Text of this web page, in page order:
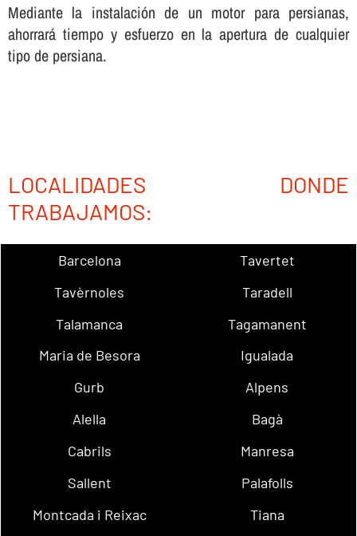
Mediante la instalación de un motor para persianas,
ahorrará tiempo y esfuerzo en la apertura de cualquier
tipo de persiana.
LOCALIDADES DONDE
TRABAJAMOS:
Barcelona
Tavertet
Tavèrnoles
Taradell
Talamanca
Tagamanent
Maria de Besora
Igualada
Gurb
Alpens
Alella
Bagà
Cabrils
Manresa
Sallent
Palafolls
Montcada i Reixac
Tiana